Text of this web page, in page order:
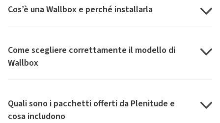
Cos’è una Wallbox e perché installarla
Come scegliere correttamente il modello di
Wallbox
Quali sono i pacchetti offerti da Plenitude e
cosa includono